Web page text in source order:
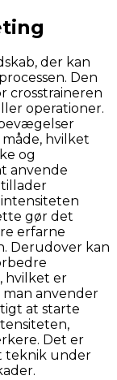
der kan
Den
crosstraineren
operationer.
hvilket
og
anvende
tillader
gør det
erfarne
Derudover kan
hvilket er
man anvender
at starte
Det er
teknik under